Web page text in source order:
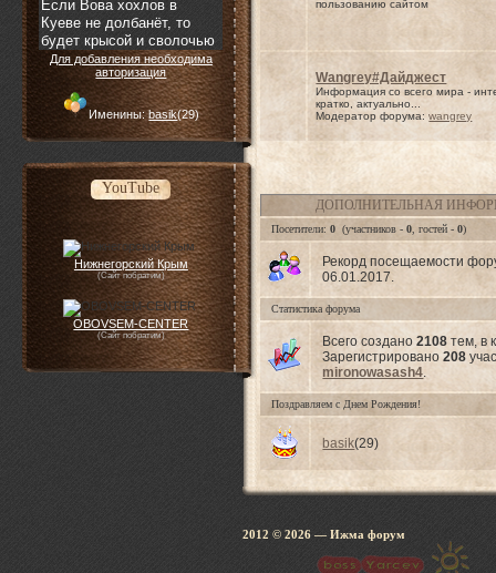
Для добавления необходима
авторизация
Именины:basik(29)
YouTube
Нижнегорский Крым
(Сайт побратим)
OBOVSEM-CENTER
(Сайт побратим)
пользованию сайтом
Wangrey#Дайджест
Информация со всего мира -
кратко, актуально...
Модератор форума:wangrey
ДОПОЛНИТЕЛЬНАЯ
Посетители:0 (участников -0 , гостей -0)
Рекорд посещаемости
06.01.2017.
Статистика форума
Всего создано2108 тем, в
Зарегистрировано208
mironowasash4.
Поздравляем с Днем Рождения!
basik(29)
2012 © 2026 — Ижма